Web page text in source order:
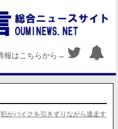
報はこちらから→
がバイクを引きずりながら逃走す